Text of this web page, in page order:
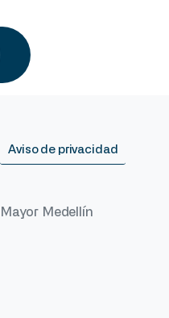
Aviso de privacidad
Medellín